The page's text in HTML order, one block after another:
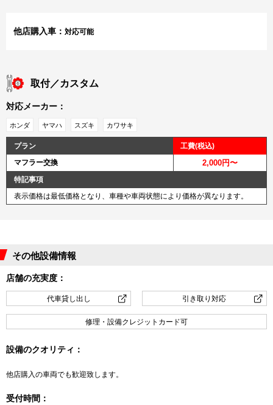
他店購入車： 対応可能
取付／カスタム
対応メーカー：
ホンダ ヤマハ スズキ カワサキ
プラン
工費(税込)
マフラー交換
2,000円〜
特記事項
表示価格は最低価格となり、車種や車両状態により価格が異なります。
その他設備情報
店舗の充実度：
代車貸し出し 引き取り対応
修理・設備クレジットカード可
設備のクオリティ：
他店購入の車両でも歓迎致します。
受付時間：